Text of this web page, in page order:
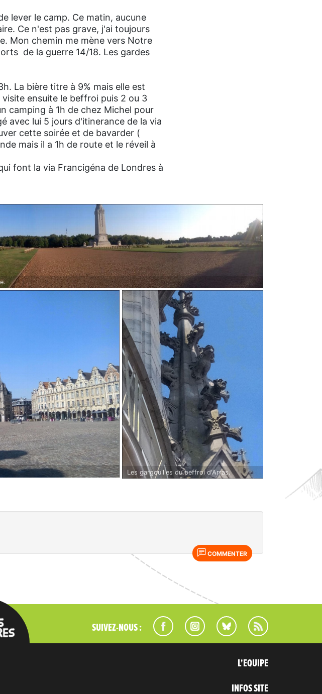
lever le camp. Ce matin, aucune
Ce n'est pas grave, j'ai toujours
Mon chemin me mène vers Notre
de la guerre 14/18. Les gardes
La bière titre à 9% mais elle est
ensuite le beffroi puis 2 ou 3
camping à 1h de chez Michel pour
avec lui 5 jours d'itinerance de la via
cette soirée et de bavarder (
mais il a 1h de route et le réveil à
font la via Francigéna de Londres à
Les gargouilles du beffroi d'Arras.
COMMENTER
SUIVEZ-NOUS :
L'EQUIPE
INFOS SITE